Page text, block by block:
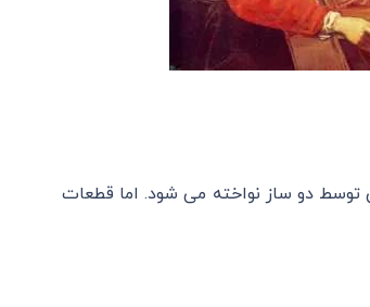
دو ساز نواخته می شود. اما قطعات